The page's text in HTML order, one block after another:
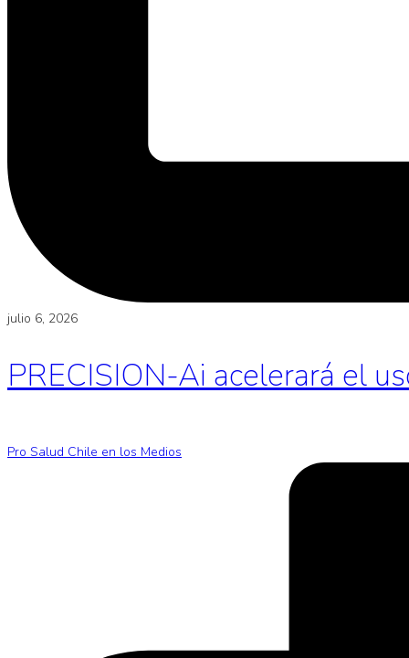
julio 6, 2026
PRECISION-Ai acelerará el
Pro Salud Chile en los Medios